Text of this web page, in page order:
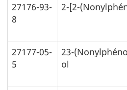
27176-93-
8
2-[2-
27177-05-
5
23-
ol